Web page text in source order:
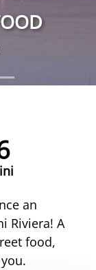
an
Riviera! A
food,